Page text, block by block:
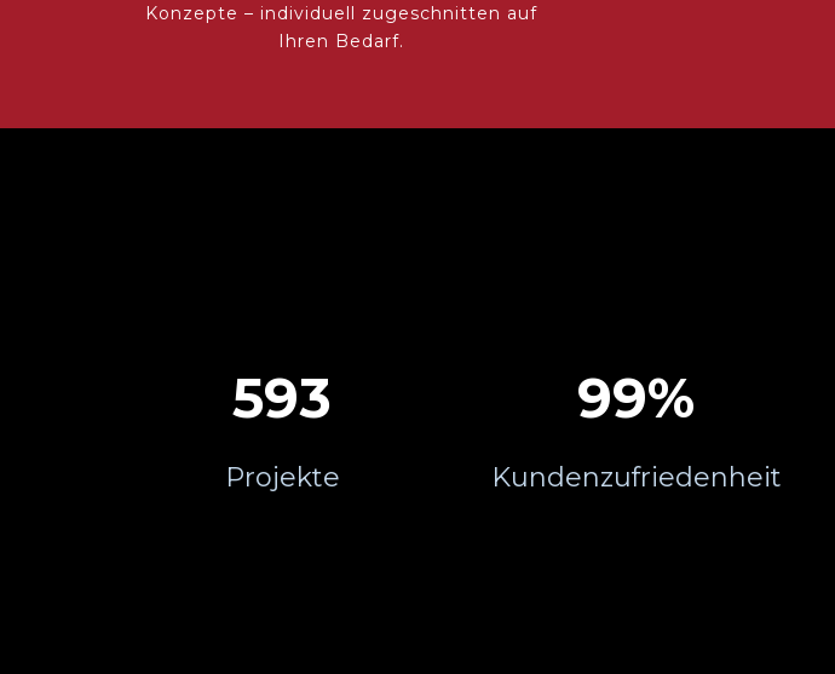
Konzepte – individuell zugeschnitten auf
Ihren Bedarf.
600
Projekte
100%
Kundenzufriedenheit